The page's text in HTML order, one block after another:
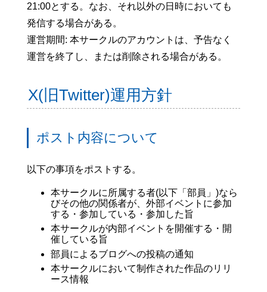
21:00とする。なお、それ以外の日時においても
発信する場合がある。
運営期間: 本サークルのアカウントは、予告なく
運営を終了し、または削除される場合がある。
X(旧Twitter)運用方針
ポスト内容について
以下の事項をポストする。
本サークルに所属する者(以下「部員」)なら
びその他の関係者が、外部イベントに参加
する・参加している・参加した旨
本サークルが内部イベントを開催する・開
催している旨
部員によるブログへの投稿の通知
本サークルにおいて制作された作品のリリ
ース情報